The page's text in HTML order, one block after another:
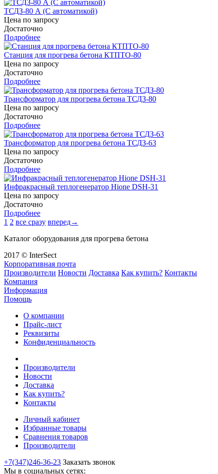
ТСДЗ-80 А (С автоматикой)
Цена по запросу
Достаточно
Подробнее
Станция для прогрева бетона КТПТО-80
Цена по запросу
Достаточно
Подробнее
Трансформатор для прогрева бетона ТСДЗ-80
Цена по запросу
Достаточно
Подробнее
Трансформатор для прогрева бетона ТСДЗ-63
Цена по запросу
Достаточно
Подробнее
Инфракрасный теплогенератор Hione DSH-31
Цена по запросу
Достаточно
Подробнее
1 2 все сразу вперед→
Каталог оборудования для прогрева бетона
2017 © InterSect
Корпоративная почта
Производители Новости Доставка Как купить? Контакты
Компания
Информация
Помощь
О компании
Прайс-лист
Реквизиты
Конфиденциальность
Производители
Новости
Доставка
Как купить?
Контакты
Личный кабинет
Избранные товары
Сравнения товаров
Производители
+7(347)246-36-23 Заказать звонок
Мы в социальных сетях: